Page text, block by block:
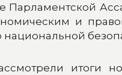
Парламентской
и
итоги